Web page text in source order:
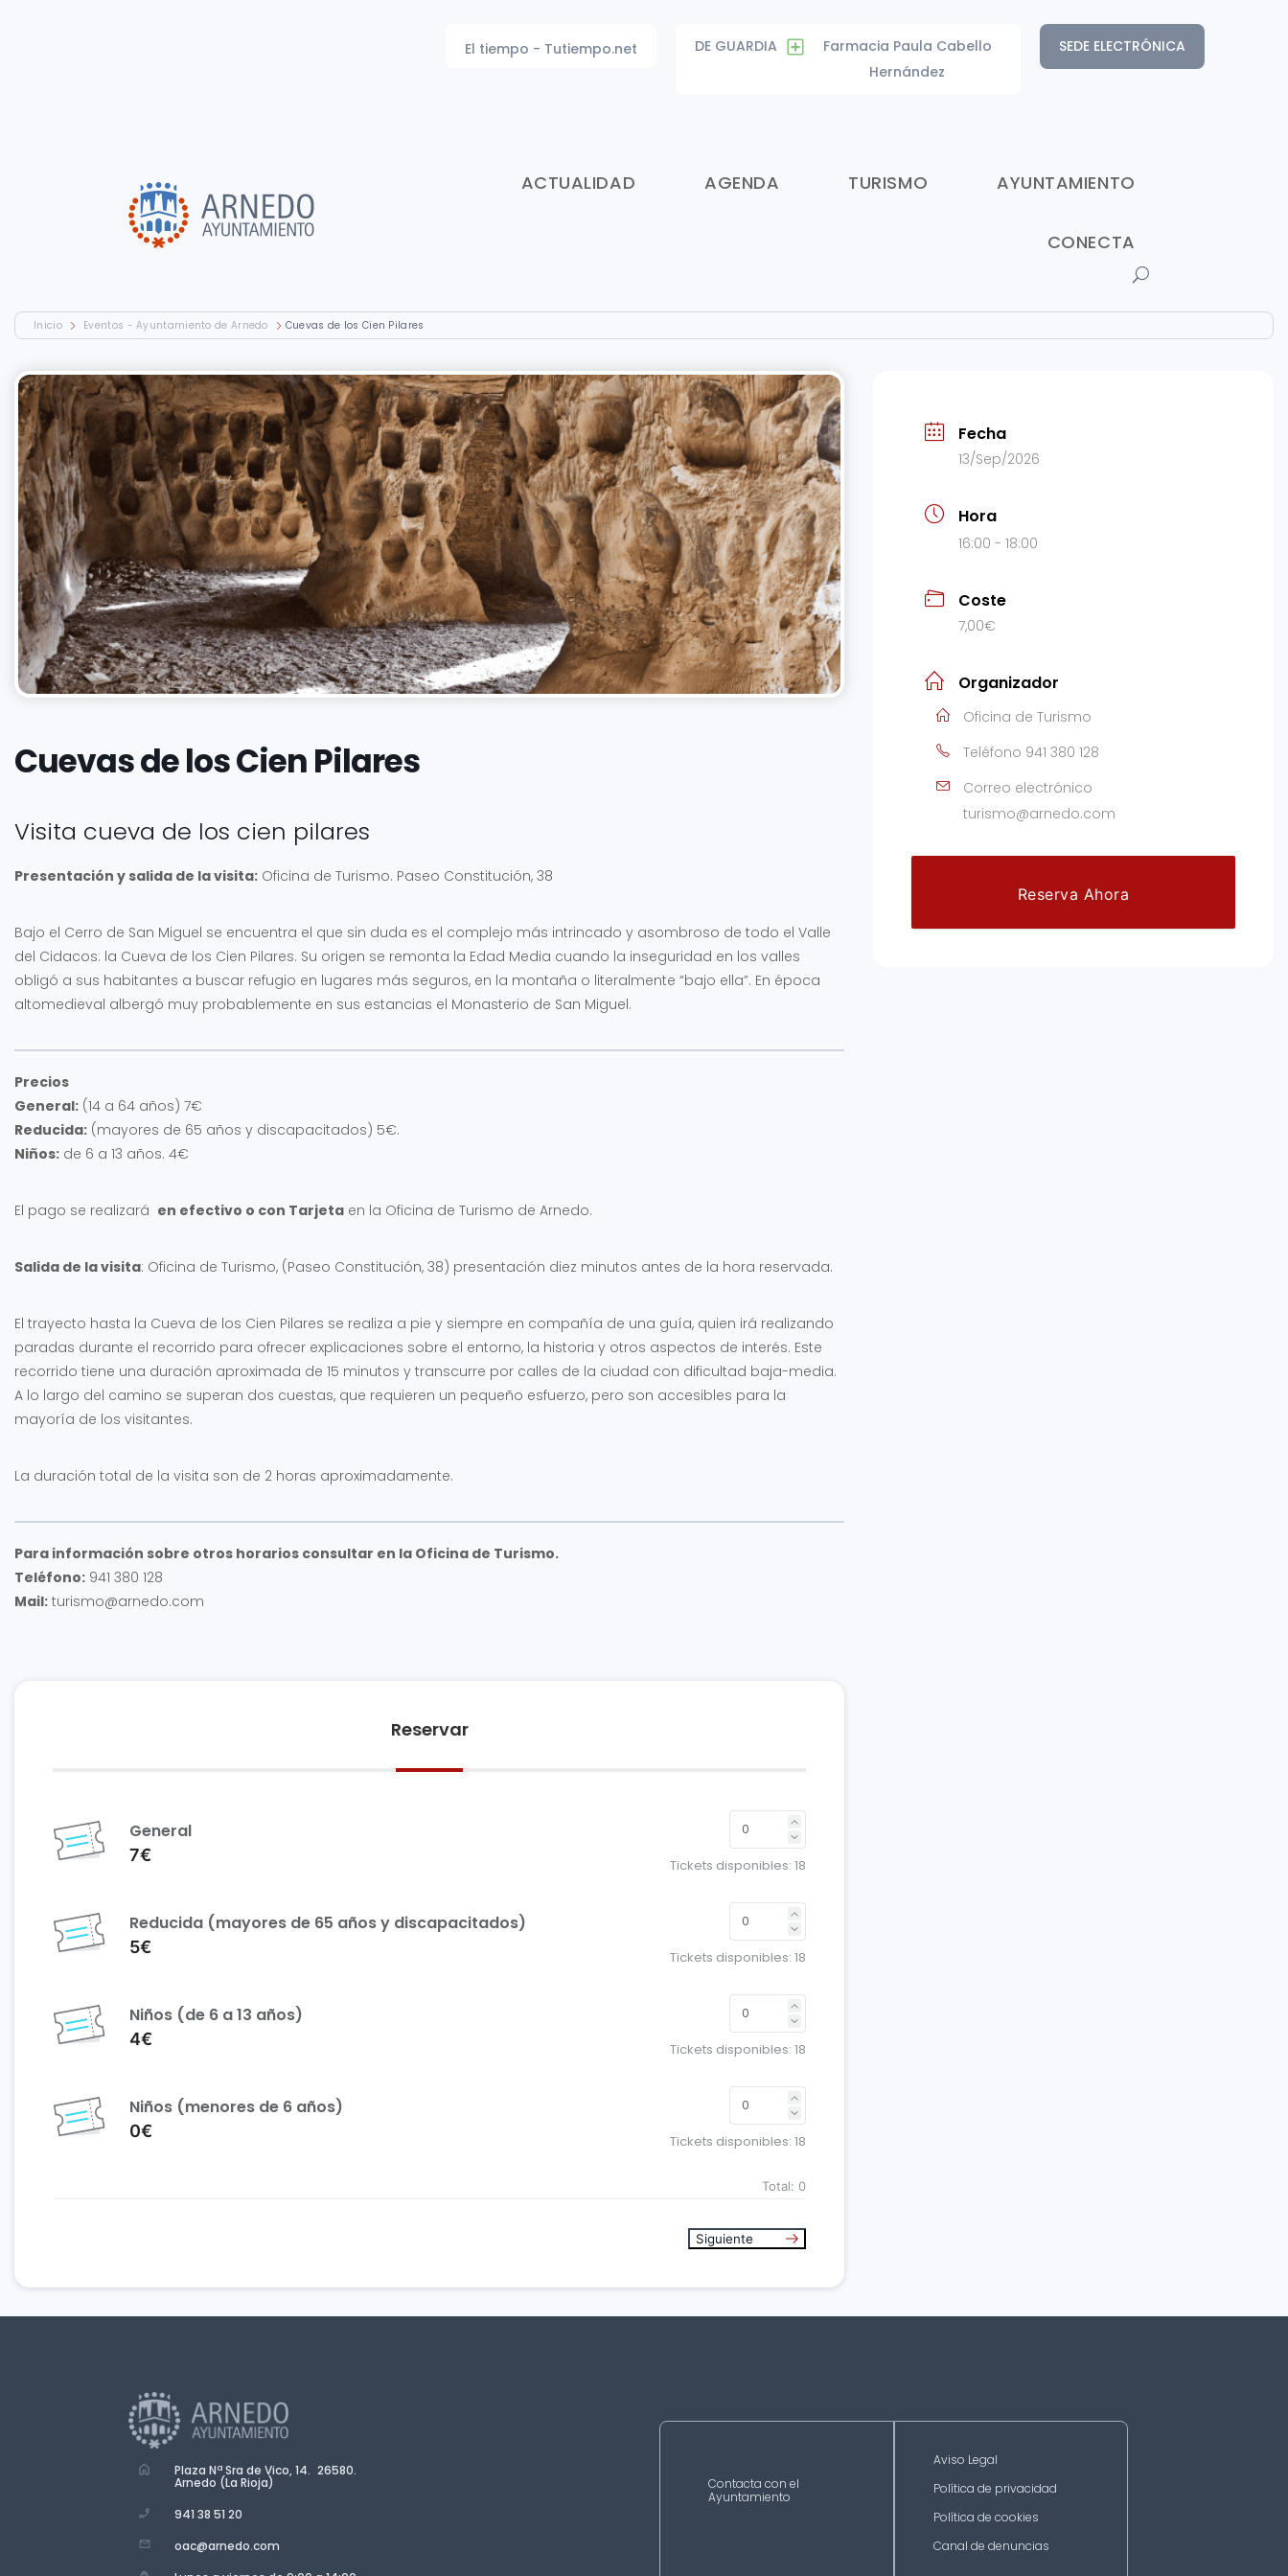
SEDE ELECTRÓNICA
DE GUARDIA
Farmacia Paula Cabello
Hernández
El tiempo - Tutiempo.net
ACTUALIDAD AGENDA TURISMO AYUNTAMIENTO
CONECTA
Inicio Eventos - Ayuntamiento de Arnedo Cuevas de los Cien Pilares
Cuevas de los Cien Pilares
Visita cueva de los cien pilares
Presentación y salida de la visita: Oficina de Turismo. Paseo Constitución, 38
Bajo el Cerro de San Miguel se encuentra el que sin duda es el complejo más intrincado y asombroso de todo el Valle
del Cidacos: la Cueva de los Cien Pilares. Su origen se remonta la Edad Media cuando la inseguridad en los valles
obligó a sus habitantes a buscar refugio en lugares más seguros, en la montaña o literalmente “bajo ella”. En época
altomedieval albergó muy probablemente en sus estancias el Monasterio de San Miguel.
Precios
General: (14 a 64 años) 7€
Reducida: (mayores de 65 años y discapacitados) 5€.
Niños: de 6 a 13 años. 4€
El pago se realizará en efectivo o con Tarjeta en la Oficina de Turismo de Arnedo.
Salida de la visita: Oficina de Turismo, (Paseo Constitución, 38) presentación diez minutos antes de la hora reservada.
El trayecto hasta la Cueva de los Cien Pilares se realiza a pie y siempre en compañía de una guía, quien irá realizando
paradas durante el recorrido para ofrecer explicaciones sobre el entorno, la historia y otros aspectos de interés. Este
recorrido tiene una duración aproximada de 15 minutos y transcurre por calles de la ciudad con dificultad baja-media.
A lo largo del camino se superan dos cuestas, que requieren un pequeño esfuerzo, pero son accesibles para la
mayoría de los visitantes.
La duración total de la visita son de 2 horas aproximadamente.
Para información sobre otros horarios consultar en la Oficina de Turismo.
Teléfono: 941 380 128
Mail: turismo@arnedo.com
Reservar
General
7€
Tickets disponibles: 18
Reducida (mayores de 65 años y discapacitados)
5€
Tickets disponibles: 18
Niños (de 6 a 13 años)
4€
Tickets disponibles: 18
Niños (menores de 6 años)
0€
Tickets disponibles: 18
Total: 0
Siguiente
Fecha
13/Sep/2026
Hora
16:00 - 18:00
Coste
7,00€
Organizador
Oficina de Turismo
Teléfono 941 380 128
Correo electrónico
turismo@arnedo.com
Reserva Ahora
Plaza Nª Sra de Vico, 14. 26580.
Arnedo (La Rioja)
941 38 51 20
oac@arnedo.com
Contacta con el
Ayuntamiento
Aviso Legal
Política de privacidad
Política de cookies
Canal de denuncias